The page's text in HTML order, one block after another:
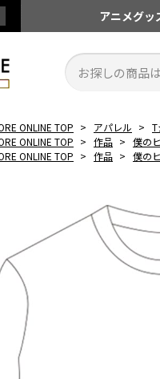
アニメグッ
ONLINE TOP > アパレル > T
ONLINE TOP > 作品 > 僕の
ONLINE TOP > 作品 > 僕の